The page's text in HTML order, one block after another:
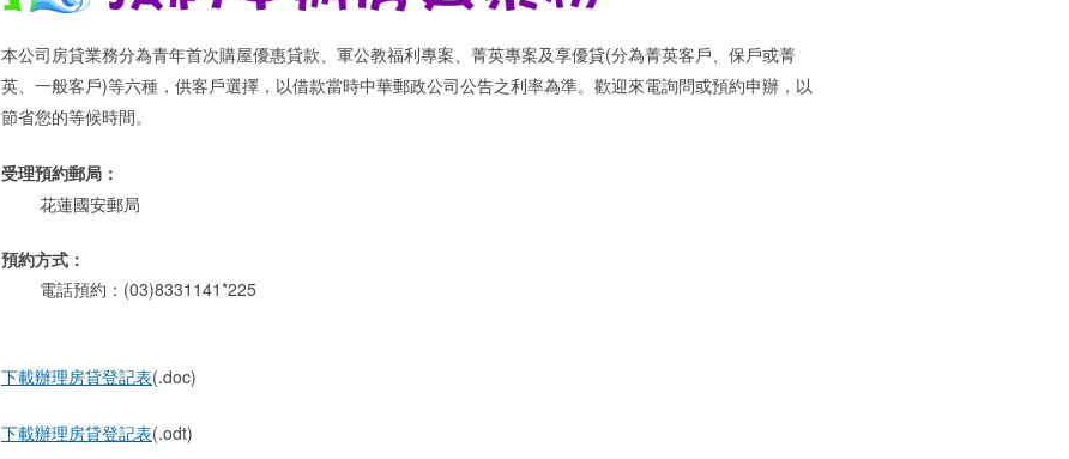
本公司房貸業務分為青年首次購屋優惠貸款、軍公教福利專案、菁英專案及享優貸(分為菁英客戶、保戶或菁
英、一般客戶)等六種，供客戶選擇，以借款當時中華郵政公司公告之利率為準。歡迎來電詢問或預約申辦，以
節省您的等候時間。
受理預約郵局：
花蓮國安郵局
預約方式：
電話預約：(03)8331141*225
下載辦理房貸登記表(.doc)
下載辦理房貸登記表(.odt)